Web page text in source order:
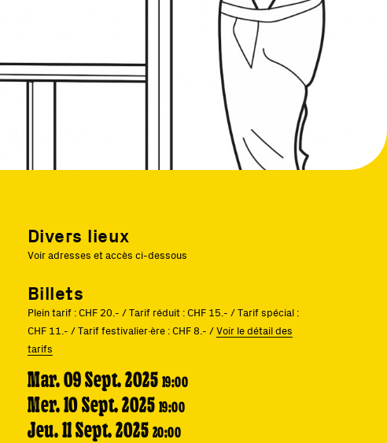
Divers lieux
Voir adresses et accès ci-dessous
Billets
Plein tarif : CHF 20.- / Tarif réduit : CHF 15.- / Tarif spécial :
CHF 11.- / Tarif festivalier·ère : CHF 8.- / Voir le détail des
tarifs
Mar. 09 Sept. 2025 19:00
Mer. 10 Sept. 2025 19:00
Jeu. 11 Sept. 2025 20:00